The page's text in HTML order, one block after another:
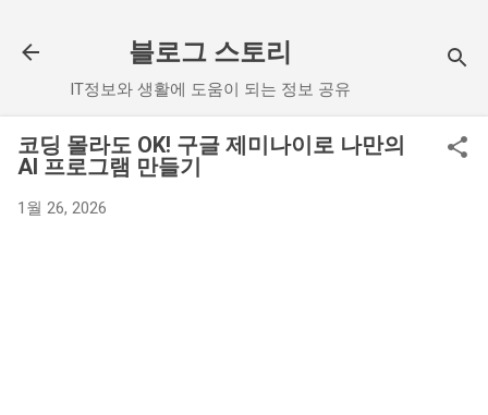
블로그 스토리
IT정보와 생활에 도움이 되는 정보 공유
코딩 몰라도 OK! 구글 제미나이로 나만의
AI 프로그램 만들기
1월 26, 2026